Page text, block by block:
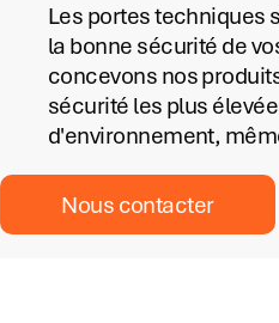
Les portes techniques
la bonne sécurité de
concevons nos
sécurité les plus
d'environnement,
Nous contacter